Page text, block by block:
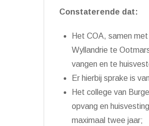
Constaterende dat:
Het COA, samen
Wyllandrie te
vangen en te
Er hierbij sprake is
Het college van
opvang en
maximaal twee jaar;